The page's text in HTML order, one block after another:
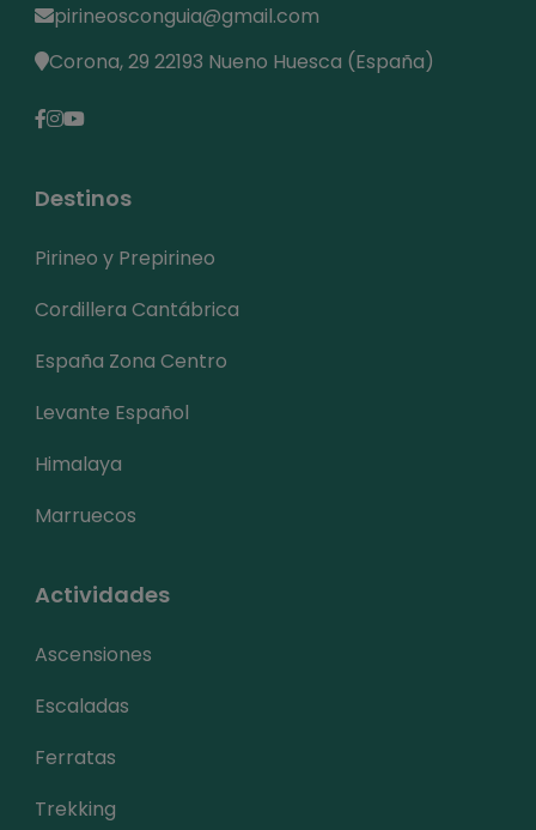
pirineosconguia@gmail.com
Corona, 29 22193 Nueno Huesca (España)
Destinos
Pirineo y Prepirineo
Cordillera Cantábrica
España Zona Centro
Levante Español
Himalaya
Marruecos
Actividades
Ascensiones
Escaladas
Ferratas
Trekking